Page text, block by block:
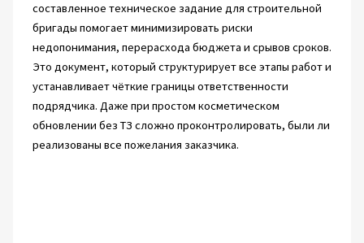
составленное техническое задание для строительной
бригады помогает минимизировать риски
недопонимания, перерасхода бюджета и срывов сроков.
Это документ, который структурирует все этапы работ и
устанавливает чёткие границы ответственности
подрядчика. Даже при простом косметическом
обновлении без ТЗ сложно проконтролировать, были ли
реализованы все пожелания заказчика.